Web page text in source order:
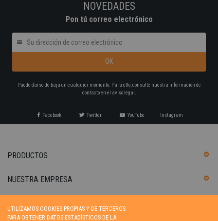
NOVEDADES
Pon tú correo electrónico
Puede darse de baja en cualquier momento. Para ello, consulte nuestra información de
contacto en el aviso legal.
Facebook Twitter YouTube Instagram
PRODUCTOS
NUESTRA EMPRESA
UTILIZAMOS COOKIES PROPIAS Y DE TERCEROS
PARA OBTENER DATOS ESTADÍSTICOS DE LA